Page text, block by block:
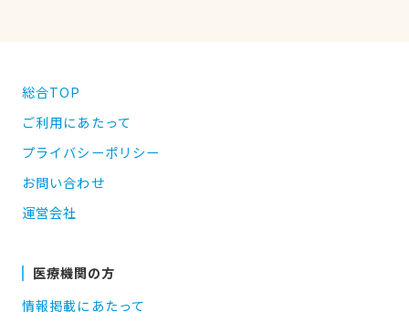
総合TOP
ご利用にあたって
プライバシーポリシー
お問い合わせ
運営会社
医療機関の方
情報掲載にあたって